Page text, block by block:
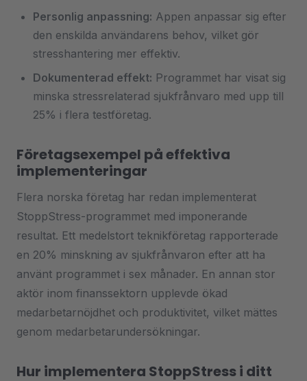
Personlig anpassning: Appen anpassar sig efter
den enskilda användarens behov, vilket gör
stresshantering mer effektiv.
Dokumenterad effekt: Programmet har visat sig
minska stressrelaterad sjukfrånvaro med upp till
25% i flera testföretag.
Företagsexempel på effektiva
implementeringar
Flera norska företag har redan implementerat
StoppStress-programmet med imponerande
resultat. Ett medelstort teknikföretag rapporterade
en 20% minskning av sjukfrånvaron efter att ha
använt programmet i sex månader. En annan stor
aktör inom finanssektorn upplevde ökad
medarbetarnöjdhet och produktivitet, vilket mättes
genom medarbetarundersökningar.
Hur implementera StoppStress i ditt